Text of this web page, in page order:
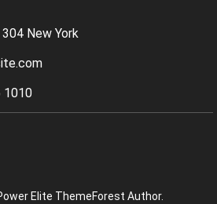
New York
1010
Elite ThemeForest Author.